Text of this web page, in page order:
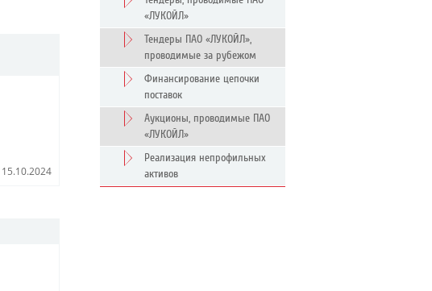
15.10.2024
«ЛУКОЙЛ»
Тендеры ПАО «ЛУКОЙЛ»,
проводимые за рубежом
Финансирование цепочки
поставок
Аукционы, проводимые ПАО
«ЛУКОЙЛ»
Реализация непрофильных
активов